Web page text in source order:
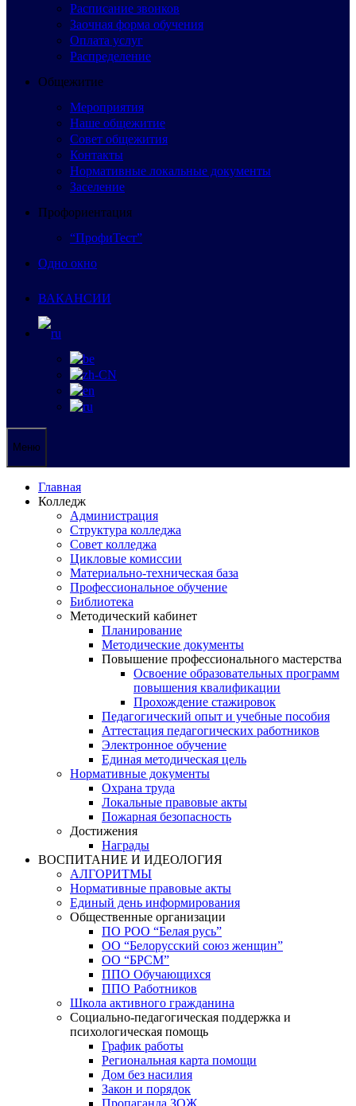
Расписание звонков
Заочная форма обучения
Оплата услуг
Распределение
Общежитие
Мероприятия
Наше общежитие
Совет общежития
Контакты
Нормативные локальные документы
Заселение
Профориентация
“ПрофиТест”
Одно окно
ВАКАНСИИ
Меню
Главная
Колледж
Администрация
Структура колледжа
Совет колледжа
Цикловые комиссии
Материально-техническая база
Профессиональное обучение
Библиотека
Методический кабинет
Планирование
Методические документы
Повышение профессионального мастерства
Освоение образовательных программ
повышения квалификации
Прохождение стажировок
Педагогический опыт и учебные пособия
Аттестация педагогических работников
Электронное обучение
Единая методическая цель
Нормативные документы
Охрана труда
Локальные правовые акты
Пожарная безопасность
Достижения
Награды
ВОСПИТАНИЕ И ИДЕОЛОГИЯ
АЛГОРИТМЫ
Нормативные правовые акты
Единый день информирования
Общественные организации
ПО РОО “Белая русь”
ОО “Белорусский союз женщин”
ОО “БРСМ”
ППО Обучающихся
ППО Работников
Школа активного гражданина
Социально-педагогическая поддержка и
психологическая помощь
График работы
Региональная карта помощи
Дом без насилия
Закон и порядок
Пропаганда ЗОЖ